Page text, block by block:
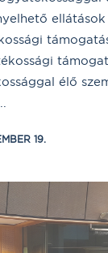
ellátások
élő
19.